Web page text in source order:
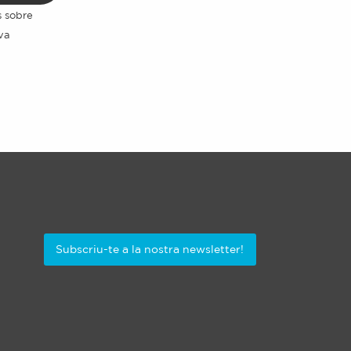
sobre
Subscriu-te a la nostra newsletter!